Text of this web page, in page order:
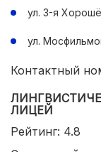
ул. 3-я
ул.
Контактный
ЛИЦЕЙ
Рейтинг: 4.8